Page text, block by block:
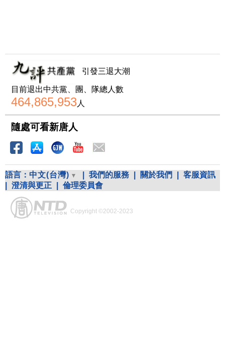
引發三退大潮
目前退出中共黨、團、隊總人數
464,865,953人
隨處可看新唐人
語言： 中文(台灣) 我們的服務 關於我們
客服資訊
澄清與更正 倫理委員會
Copyright ©2002-2023